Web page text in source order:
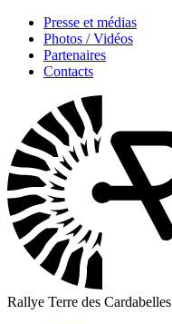
Presse et médias
Photos / Vidéos
Partenaires
Contacts
Rallye Terre des Cardabelles